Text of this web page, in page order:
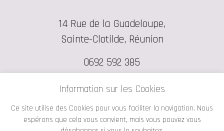
14 Rue de la Guadeloupe,
Sainte-Clotilde, Réunion
0692 592 385
contact@atelierlacroix.re
Information sur les Cookies
Ce site utilise des Cookies pour vous faciliter la navigation. Nous
espérons que cela vous convient, mais vous pouvez vous